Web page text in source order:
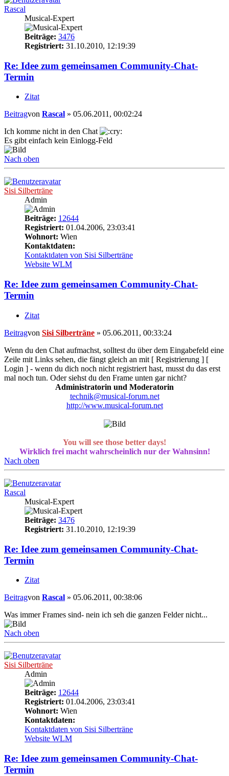
Rascal
Musical-Expert
Beiträge: 3476
Registriert: 31.10.2010, 12:19:39
Re: Idee zum gemeinsamen Community-Chat-
Termin
Zitat
Beitragvon Rascal » 05.06.2011, 00:02:24
Ich komme nicht in den Chat
Es gibt einfach kein Einlogg-Feld
Nach oben
Sisi Silberträne
Admin
Beiträge: 12644
Registriert: 01.04.2006, 23:03:41
Wohnort: Wien
Kontaktdaten:
Kontaktdaten von Sisi Silberträne
Website WLM
Re: Idee zum gemeinsamen Community-Chat-
Termin
Zitat
Beitragvon Sisi Silberträne » 05.06.2011, 00:33:24
Wenn du den Chat aufmachst, solltest du über dem Eingabefeld eine
Zeile mit Links sehen, die fängt gleich an mit [ Registrierung ] [
Login ] - wenn du dich noch nicht registriert hast, musst du das erst
mal noch tun. Oder siehst du den Frame unten gar nicht?
Administratorin und Moderatorin
technik@musical-forum.net
http://www.musical-forum.net
You will see those better days!
Wirklich frei macht wahrscheinlich nur der Wahnsinn!
Nach oben
Rascal
Musical-Expert
Beiträge: 3476
Registriert: 31.10.2010, 12:19:39
Re: Idee zum gemeinsamen Community-Chat-
Termin
Zitat
Beitragvon Rascal » 05.06.2011, 00:38:06
Was immer Frames sind- nein ich seh die ganzen Felder nicht...
Nach oben
Sisi Silberträne
Admin
Beiträge: 12644
Registriert: 01.04.2006, 23:03:41
Wohnort: Wien
Kontaktdaten:
Kontaktdaten von Sisi Silberträne
Website WLM
Re: Idee zum gemeinsamen Community-Chat-
Termin